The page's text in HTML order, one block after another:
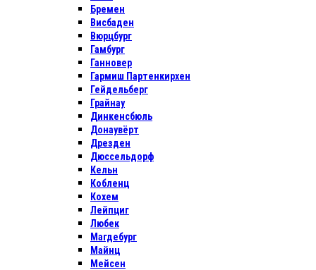
Бремен
Висбаден
Вюрцбург
Гамбург
Ганновер
Гармиш Партенкирхен
Гейдельберг
Грайнау
Динкенсбюль
Донаувёрт
Дрезден
Дюссельдорф
Кельн
Кобленц
Кохем
Лейпциг
Любек
Магдебург
Майнц
Мейсен